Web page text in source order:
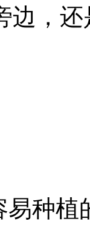
边，
易种植